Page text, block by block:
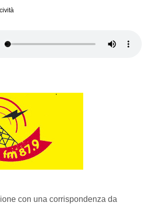
con una corrispondenza da